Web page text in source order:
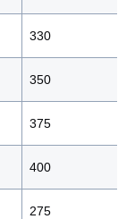
330
350
375
400
275